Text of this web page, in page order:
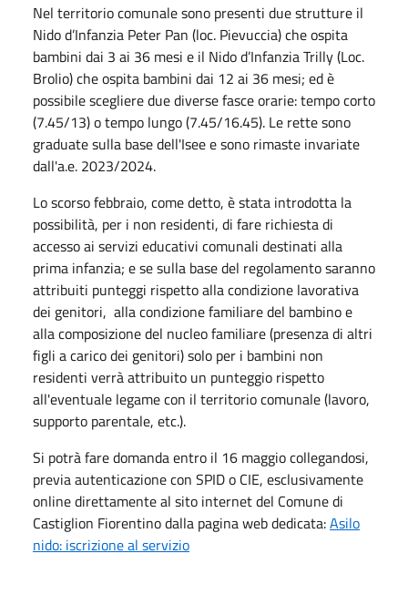
Nel territorio comunale sono presenti due strutture il
Nido d’Infanzia Peter Pan (loc. Pievuccia) che ospita
bambini dai 3 ai 36 mesi e il Nido d’Infanzia Trilly (Loc.
Brolio) che ospita bambini dai 12 ai 36 mesi; ed è
possibile scegliere due diverse fasce orarie: tempo corto
(7.45/13) o tempo lungo (7.45/16.45). Le rette sono
graduate sulla base dell'Isee e sono rimaste invariate
dall'a.e. 2023/2024.
Lo scorso febbraio, come detto, è stata introdotta la
possibilità, per i non residenti, di fare richiesta di
accesso ai servizi educativi comunali destinati alla
prima infanzia; e se sulla base del regolamento saranno
attribuiti punteggi rispetto alla condizione lavorativa
dei genitori, alla condizione familiare del bambino e
alla composizione del nucleo familiare (presenza di altri
figli a carico dei genitori) solo per i bambini non
residenti verrà attribuito un punteggio rispetto
all'eventuale legame con il territorio comunale (lavoro,
supporto parentale, etc.).
Si potrà fare domanda entro il 16 maggio collegandosi,
previa autenticazione con SPID o CIE, esclusivamente
online direttamente al sito internet del Comune di
Castiglion Fiorentino dalla pagina web dedicata:Asilo
nido: iscrizione al servizio